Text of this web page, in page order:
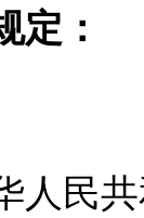
：
民共